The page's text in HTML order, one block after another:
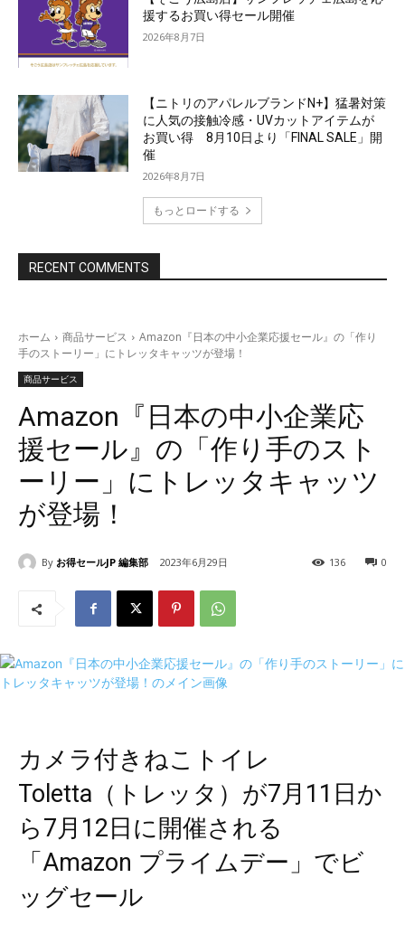
援するお買い得セール開催
2026年8月7日
【ニトリのアパレルブランドN+】猛暑対策
に人気の接触冷感・UVカットアイテムが
お買い得 8月10日より「FINAL SALE」開
催
2026年8月7日
もっとロードする
RECENT COMMENTS